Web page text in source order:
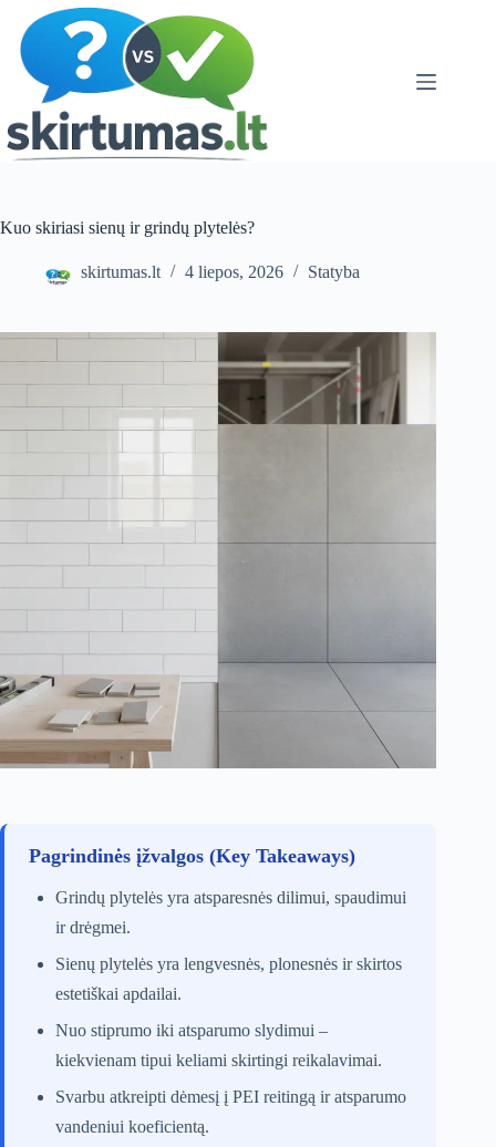
content
Kuo skiriasi sienų ir grindų plytelės?
skirtumas.lt 4 liepos, 2026 Statyba
Pagrindinės įžvalgos (Key Takeaways)
Grindų plytelės yra atsparesnės dilimui, spaudimui
ir drėgmei.
Sienų plytelės yra lengvesnės, plonesnės ir skirtos
estetiškai apdailai.
Nuo stiprumo iki atsparumo slydimui –
kiekvienam tipui keliami skirtingi reikalavimai.
Svarbu atkreipti dėmesį į PEI reitingą ir atsparumo
vandeniui koeficientą.